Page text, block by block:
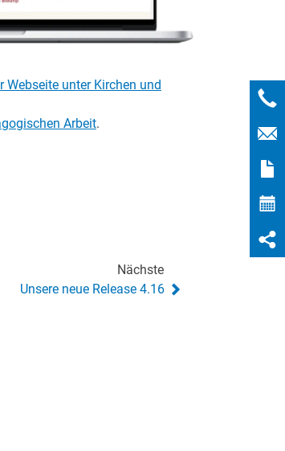
Webseite unter Kirchen und
Arbeit.
Nächste
Unsere neue Release 4.16